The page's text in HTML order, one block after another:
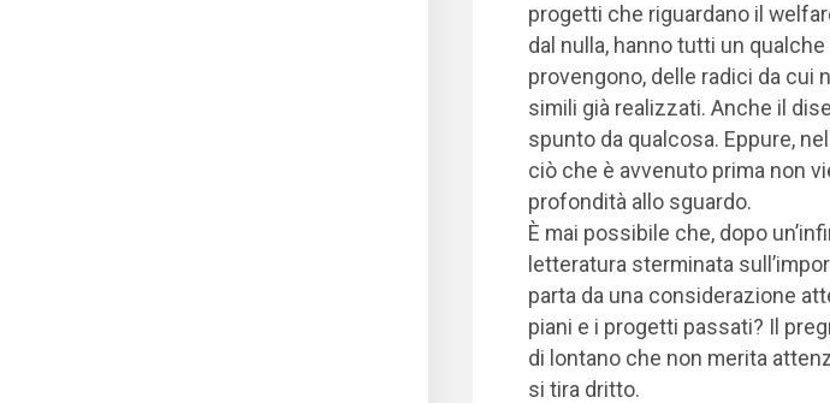
progetti che riguardano il
dal nulla, hanno tutti un
provengono, delle radici da cui
simili già realizzati. Anche il
spunto da qualcosa. Eppure,
ciò che è avvenuto prima non
profondità allo sguardo.
È mai possibile che, dopo
letteratura sterminata
parta da una considerazione
piani e i progetti passati? Il
di lontano che non merita
si tira dritto.